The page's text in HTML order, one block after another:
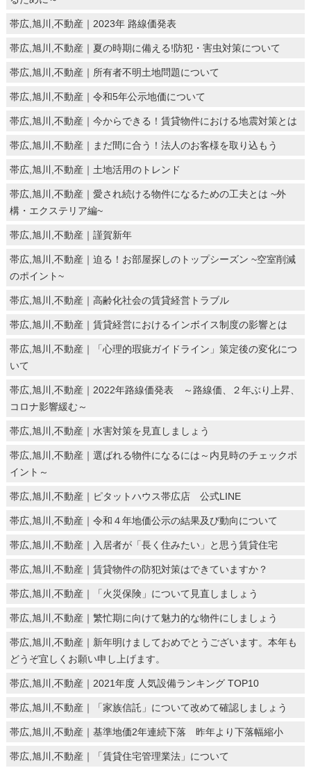
帯広,旭川,不動産｜2023年 路線価発表
帯広,旭川,不動産｜夏の時期に備える!防犯・害虫対策について
帯広,旭川,不動産｜所有者不明土地問題について
帯広,旭川,不動産｜令和5年公示地価について
帯広,旭川,不動産｜今からできる！賃貸物件における地震対策とは
帯広,旭川,不動産｜まだ間に合う！法人のお客様を取り込もう
帯広,旭川,不動産｜土地活用のトレンド
帯広,旭川,不動産｜愛され続ける物件になるための工夫とは ~外
構・エクステリア編~
帯広,旭川,不動産｜謹賀新年
帯広,旭川,不動産｜迫る！お部屋探しのトップシーズン ~空室削減
のポイント~
帯広,旭川,不動産｜高齢化社会の賃貸経営トラブル
帯広,旭川,不動産｜賃貸経営におけるインボイス制度の影響とは
帯広,旭川,不動産｜「心理的瑕疵ガイドライン」策定後の変化につ
いて
帯広,旭川,不動産｜2022年路線価発表 ～路線価、２年ぶり上昇、
コロナ影響緩む～
帯広,旭川,不動産｜水害対策を見直しましょう
帯広,旭川,不動産｜選ばれる物件になるには～内見時のチェックポ
イント～
帯広,旭川,不動産｜ピタットハウス帯広店 公式LINE
帯広,旭川,不動産｜令和４年地価公示の結果及び動向について
帯広,旭川,不動産｜入居者が「長く住みたい」と思う賃貸住宅
帯広,旭川,不動産｜賃貸物件の防犯対策はできていますか？
帯広,旭川,不動産｜「火災保険」について見直しましょう
帯広,旭川,不動産｜繁忙期に向けて魅力的な物件にしましょう
帯広,旭川,不動産｜新年明けましておめでとうございます。本年も
どうぞ宜しくお願い申し上げます。
帯広,旭川,不動産｜2021年度 人気設備ランキング TOP10
帯広,旭川,不動産｜「家族信託」について改めて確認しましょう
帯広,旭川,不動産｜基準地価2年連続下落 昨年より下落幅縮小
帯広,旭川,不動産｜「賃貸住宅管理業法」について